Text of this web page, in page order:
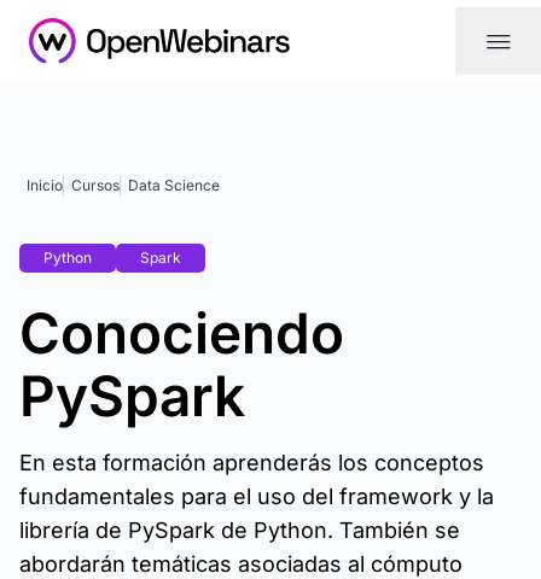
|||
Inicio Cursos Data Science
Python Spark
Conociendo
PySpark
En esta formación aprenderás los conceptos
fundamentales para el uso del framework y la
librería de PySpark de Python. También se
abordarán temáticas asociadas al cómputo